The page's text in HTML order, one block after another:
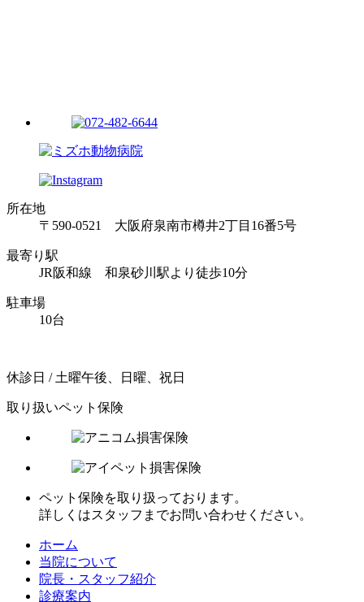
所在地
〒590-0521 大阪府泉南市樽井2丁目16番5号
最寄り駅
JR阪和線 和泉砂川駅より徒歩10分
駐車場
10台
休診日 / 土曜午後、日曜、祝日
取り扱いペット保険
ペット保険を取り扱っております。
詳しくはスタッフまでお問い合わせください。
ホーム
当院について
院長・スタッフ紹介
診療案内